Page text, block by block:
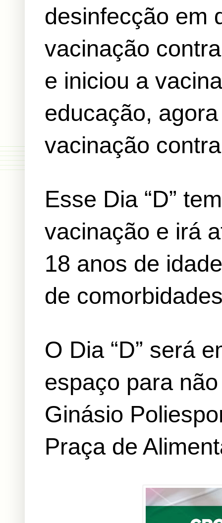
desinfecção em
vacinação
e iniciou a
educação,
vacinação
Esse Dia “D”
vacinação e irá
18 anos de
de
O Dia “D” será
espaço para
Ginásio
Praça de